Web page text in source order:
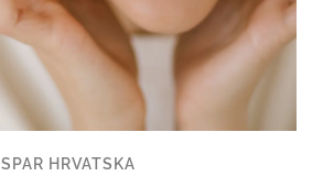
HRVATSKA